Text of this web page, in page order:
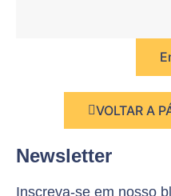
VOLTAR A
Newsletter
Inscreva-se em nosso